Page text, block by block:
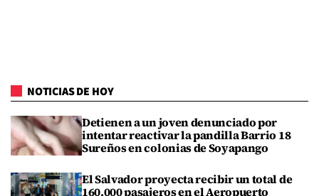
NOTICIAS DE HOY
Detienen a un joven denunciado por
intentar reactivar la pandilla Barrio 18
Sureños en colonias de Soyapango
El Salvador proyecta recibir un total de
160,000 pasajeros en el Aeropuerto